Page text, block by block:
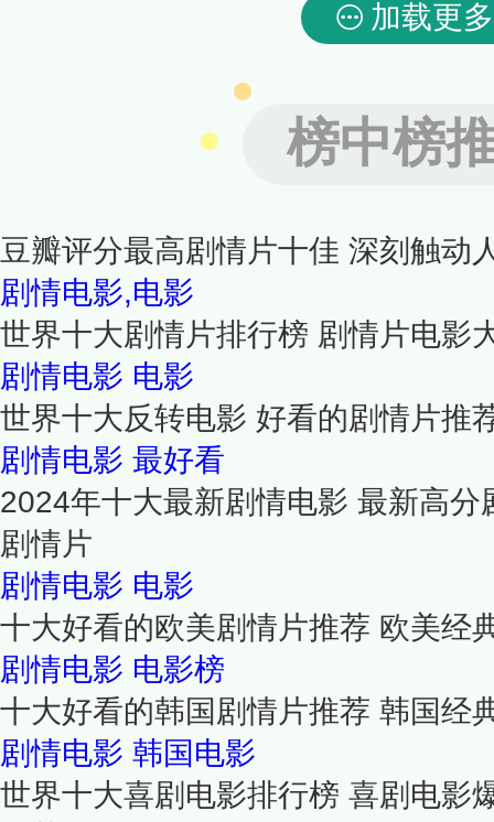
加载更多
榜中榜
豆瓣评分最高剧情片十佳 深刻触动
剧情电影,电影
世界十大剧情片排行榜 剧情片电影
剧情电影 电影
世界十大反转电影 好看的剧情片推
剧情电影 最好看
2024年十大最新剧情电影 最新高
剧情片
剧情电影 电影
十大好看的欧美剧情片推荐 欧美经
剧情电影 电影榜
十大好看的韩国剧情片推荐 韩国经
剧情电影 韩国电影
世界十大喜剧电影排行榜 喜剧电影